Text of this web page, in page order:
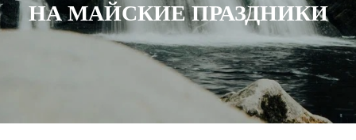
НА МАЙСКИЕ ПРАЗДНИКИ